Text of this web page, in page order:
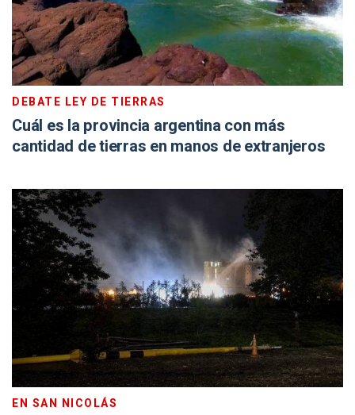
DEBATE LEY DE TIERRAS
Cuál es la provincia argentina con más
cantidad de tierras en manos de extranjeros
EN SAN NICOLÁS